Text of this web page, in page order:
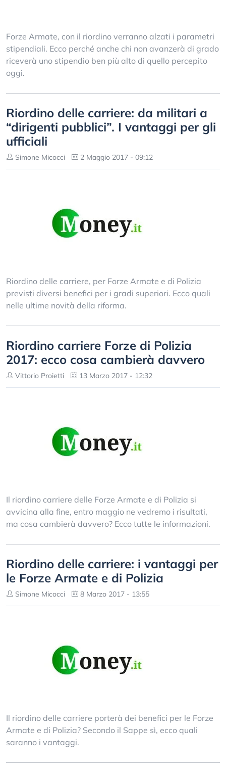
Forze Armate, con il riordino verranno alzati i parametri
stipendiali. Ecco perché anche chi non avanzerà di grado
riceverà uno stipendio ben più alto di quello percepito
oggi.
Riordino delle carriere: da militari a
“dirigenti pubblici”. I vantaggi per gli
ufficiali
Simone Micocci 2 Maggio 2017 - 09:12
Riordino delle carriere, per Forze Armate e di Polizia
previsti diversi benefici per i gradi superiori. Ecco quali
nelle ultime novità della riforma.
Riordino carriere Forze di Polizia
2017: ecco cosa cambierà davvero
Vittorio Proietti 13 Marzo 2017 - 12:32
Il riordino carriere delle Forze Armate e di Polizia si
avvicina alla fine, entro maggio ne vedremo i risultati,
ma cosa cambierà davvero? Ecco tutte le informazioni.
Riordino delle carriere: i vantaggi per
le Forze Armate e di Polizia
Simone Micocci 8 Marzo 2017 - 13:55
Il riordino delle carriere porterà dei benefici per le Forze
Armate e di Polizia? Secondo il Sappe sì, ecco quali
saranno i vantaggi.